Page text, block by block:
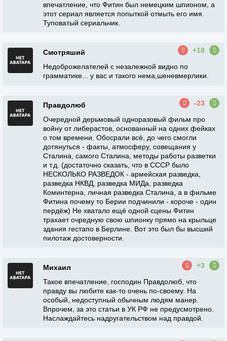
впечатление, что Фитин был немецким шпионом, а
этот сериал является попыткой отмыть его имя.
Туповатый сериальчик.
Смотряший
+18
Недоброжелателей с незалежной видно по
грамматике... у вас и такого нема,шеневмерлики.
Правдолюб
-23
Очередной дерьмовый одноразовый фильм про
войну от либерастов, основанный на одних фейках
о том времени. Обосрали всё, до чего смогли
дотянуться - факты, атмосферу, совещания у
Сталина, самого Сталина, методы работы разветки
и т.д. (достаточно сказать, что в СССР было
НЕСКОЛЬКО РАЗВЕДОК - армейская разведка,
разведка НКВД, разведка МИДа, разведка
Коминтерна, личная разведка Сталина, а в фильме
Фитина почему то Берии подчинили - короче - один
пердёж) Не хватало ещё одной сцены Фитин
трахает очредную свою шпионку прямо на крыльце
здания гестапо в Берлине. Вот это был бы высший
пилотаж достоверности.
Михаил
+3
Такое впечатление, господин Правдолюб, что
правду вы любите как-то очень по-своему. На
особый, недоступный обычным людям манер.
Впрочем, за это статьи в УК РФ не предусмотрено.
Наслаждайтесь надругательством над правдой.